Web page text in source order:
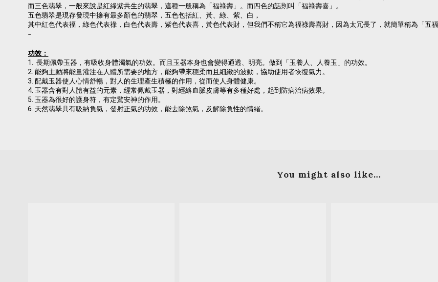
而三色翡翠，一般來說是紅綠紫共生的翡翠，這種一般稱為「福祿壽」。而四色的話則叫「福祿壽喜」。
五色翡翠是現存發現中擁有最多顏色的翡翠，五色包括紅、黃、綠、紫、白，
其中紅色代表福，綠色代表祿，白色代表壽，紫色代表喜，黃色代表財，但我們不稱它為福祿壽喜財，因為太冗長了，就簡單稱為「五福
-
功效：
1. 長期佩帶玉器，有吸收身體濁氣的功效。而且玉器本身也會變得通透、明亮。做到「玉養人、人養玉」的功效。
2. 能夠主動將能量灌注在人體所需要的地方，能夠帶來穩柔而且細緻的波動，協助使用者恢復氣力。
3. 配戴玉器使人心情舒暢，對人的生理產生積極的作用，從而使人身體健康。
4. 玉器含有對人體有益的元素，經常佩戴玉器，對經絡血脈皮膚等有多種好處，起到防病治病效果。
5. 玉器為很好的護身符，有定驚安神的作用。
6. 天然翡翠具有吸納負氣，發射正氣的功效，能去除煞氣，及解除負性的情緒。
You might also like...